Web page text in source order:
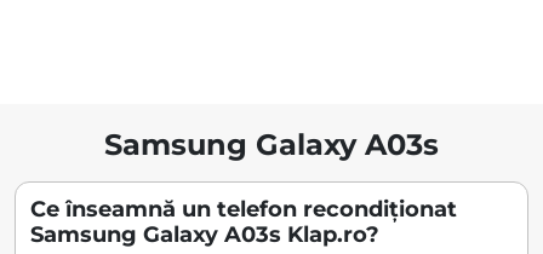
Samsung Galaxy A03s
Ce înseamnă un telefon recondiționat
Samsung Galaxy A03s Klap.ro?